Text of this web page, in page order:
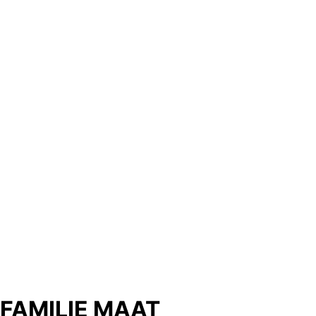
FAMILIE MAAT